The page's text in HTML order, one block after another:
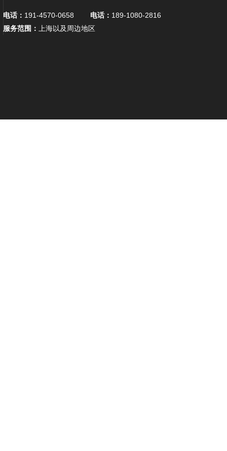
电话： 191-4570-0658 电话： 189-1080-2816
服务范围：
上海以及周边地区